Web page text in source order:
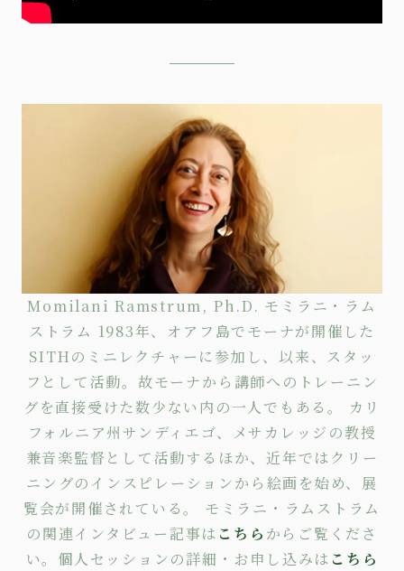
Momilani Ramstrum, Ph.D. モミラニ・ラム
ストラム 1983年、オアフ島でモーナが開催した
SITHのミニレクチャーに参加し、以来、スタッ
フとして活動。故モーナから講師へのトレーニン
グを直接受けた数少ない内の一人でもある。 カリ
フォルニア州サンディエゴ、メサカレッジの教授
兼音楽監督として活動するほか、近年ではクリー
ニングのインスピレーションから絵画を始め、展
覧会が開催されている。 モミラニ・ラムストラム
の関連インタビュー記事は こちら からご覧くださ
い。個人セッションの詳細・お申し込みは こちら